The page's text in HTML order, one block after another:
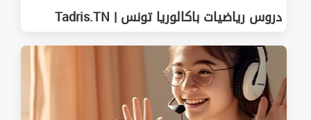
دروس رياضيات باكالوريا تونس | Tadris.TN